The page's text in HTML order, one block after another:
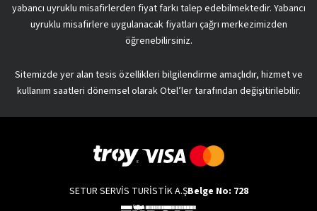
yabancı uyruklu misafirlerden fiyat farkı talep edebilmektedir. Yabancı
uyruklu misafirlere uygulanacak fiyatları çağrı merkezimizden
öğrenebilirsiniz.
Sitemizde yer alan tesis özellikleri bilgilendirme amaçlıdır, hizmet ve
kullanım saatleri dönemsel olarak Otel’ler tarafından değişitirilebilir.
SETUR SERVİS TURİSTİK A.ŞBelge No: 728